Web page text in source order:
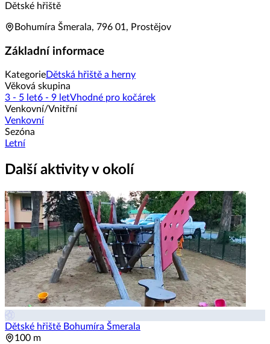
Dětské hřiště
Bohumíra Šmerala, 796 01, Prostějov
Základní informace
KategorieDětská hřiště a herny
Věková skupina
3 - 5 let6 - 9 letVhodné pro kočárek
Venkovní/Vnitřní
Venkovní
Sezóna
Letní
Další aktivity v okolí
Dětské hřiště Bohumíra Šmerala
100 m